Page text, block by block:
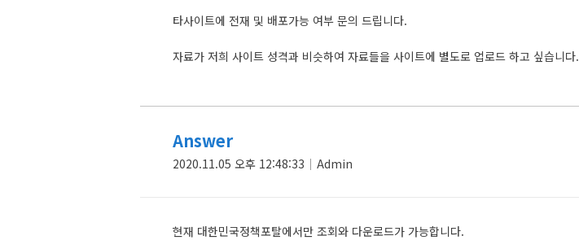
타사이트에 전재 및 배포가능 여부 문의 드립니다.
자료가 저희 사이트 성격과 비슷하여 자료들을 사이트에 별도로 업로드 하고 싶습니다.
Answer
2020.11.05 오후 12:48:33 Admin
현재 대한민국정책포탈에서만 조회와 다운로드가 가능합니다.